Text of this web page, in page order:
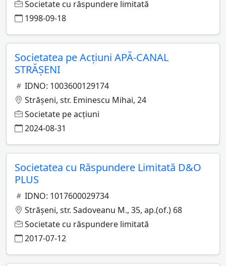
Societate cu răspundere limitată
1998-09-18
Societatea pe Acţiuni APĂ-CANAL
STRĂŞENI
IDNO: 1003600129174
Străşeni, str. Eminescu Mihai, 24
Societate pe acţiuni
2024-08-31
Societatea cu Răspundere Limitată D&O
PLUS
IDNO: 1017600029734
Străşeni, str. Sadoveanu M., 35, ap.(of.) 68
Societate cu răspundere limitată
2017-07-12